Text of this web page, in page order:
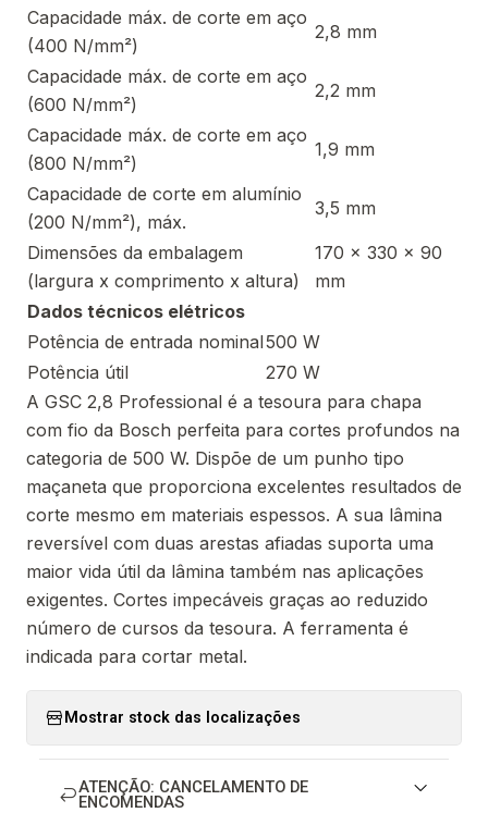
Capacidade máx. de corte em aço
(400 N/mm²)
2,8 mm
Capacidade máx. de corte em aço
(600 N/mm²)
2,2 mm
Capacidade máx. de corte em aço
(800 N/mm²)
1,9 mm
Capacidade de corte em alumínio
(200 N/mm²), máx.
3,5 mm
Dimensões da embalagem
(largura x comprimento x altura)
170 x 330 x 90
mm
Dados técnicos elétricos
Potência de entrada nominal500 W
Potência útil
270 W
A GSC 2,8 Professional é a tesoura para chapa
com fio da Bosch perfeita para cortes profundos na
categoria de 500 W. Dispõe de um punho tipo
maçaneta que proporciona excelentes resultados de
corte mesmo em materiais espessos. A sua lâmina
reversível com duas arestas afiadas suporta uma
maior vida útil da lâmina também nas aplicações
exigentes. Cortes impecáveis graças ao reduzido
número de cursos da tesoura. A ferramenta é
indicada para cortar metal.
Mostrar stock das localizações
ATENÇÃO: CANCELAMENTO DE
ENCOMENDAS